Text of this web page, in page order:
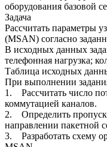
оборудования базовой
Задача
Рассчитать параметры
(MSAN) согласно
В исходных данных
телефонная нагрузка;
Таблица исходных
При выполнении
1. Рассчитать число
коммутацией каналов.
2. Определить
направлении пакетной
3. Разработать схему